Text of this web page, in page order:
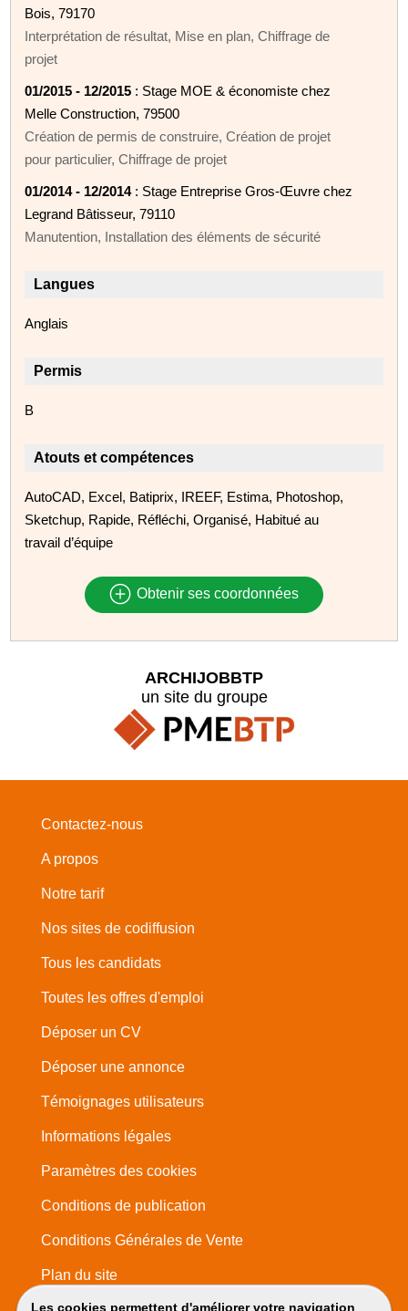
Bois, 79170
Interprétation de résultat, Mise en plan, Chiffrage de
projet
01/2015 - 12/2015 : Stage MOE & économiste chez
Melle Construction, 79500
Création de permis de construire, Création de projet
pour particulier, Chiffrage de projet
01/2014 - 12/2014: Stage Entreprise Gros-Œuvre chez
Legrand Bâtisseur, 79110
Manutention, Installation des éléments de sécurité
Langues
Anglais
Permis
B
Atouts et compétences
AutoCAD, Excel, Batiprix, IREEF, Estima, Photoshop,
Sketchup, Rapide, Réfléchi, Organisé, Habitué au
travail d’équipe
Obtenir ses coordonnées
Les cookies permettent d'améliorer votre navigation
ARCHIJOBBTP
un site du groupe
Contactez-nous
A propos
Notre tarif
Nos sites de codiffusion
Tous les candidats
Toutes les offres d'emploi
Déposer un CV
Déposer une annonce
Témoignages utilisateurs
Informations légales
Paramètres des cookies
Conditions de publication
Conditions Générales de Vente
Plan du site